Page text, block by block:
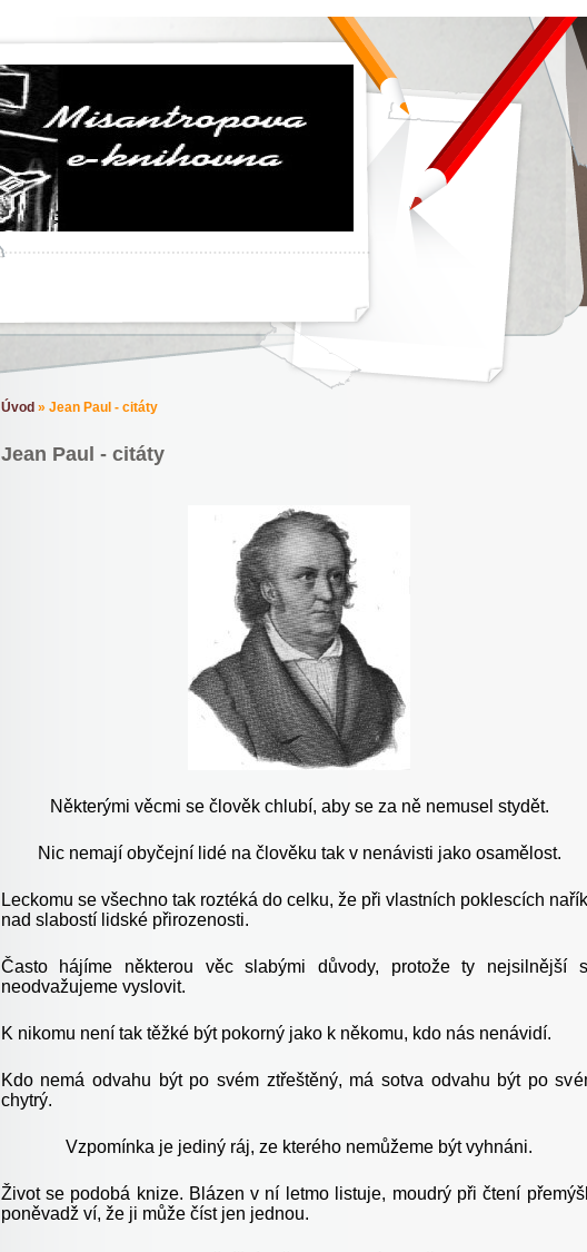
Úvod » Jean Paul - citáty
Jean Paul - citáty
Některými věcmi se člověk chlubí, aby se za ně nemusel stydět.
Nic nemají obyčejní lidé na člověku tak v nenávisti jako osamělost.
Leckomu se všechno tak roztéká do celku, že při vlastních poklescích
nad slabostí lidské přirozenosti.
Často hájíme některou věc slabými důvody, protože ty nejsilnější
neodvažujeme vyslovit.
K nikomu není tak těžké být pokorný jako k někomu, kdo nás nenávidí.
Kdo nemá odvahu být po svém ztřeštěný, má sotva odvahu být po
chytrý.
Vzpomínka je jediný ráj, ze kterého nemůžeme být vyhnáni.
Život se podobá knize. Blázen v ní letmo listuje, moudrý při čtení
poněvadž ví, že ji může číst jen jednou.